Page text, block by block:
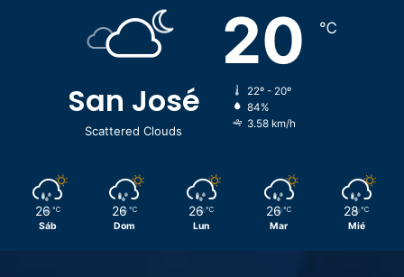
San José
Scattered Clouds
20 ℃
22º - 20º
84%
3.58 km/h
26 ℃
Sáb
26 ℃
Dom
26 ℃
Lun
26 ℃
Mar
28 ℃
Mié